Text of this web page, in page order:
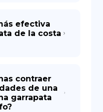
efectiva
de la costa
contraer
de una
garrapata